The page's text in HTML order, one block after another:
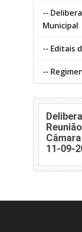
--
Municipal
-- Editais
--
11-09-